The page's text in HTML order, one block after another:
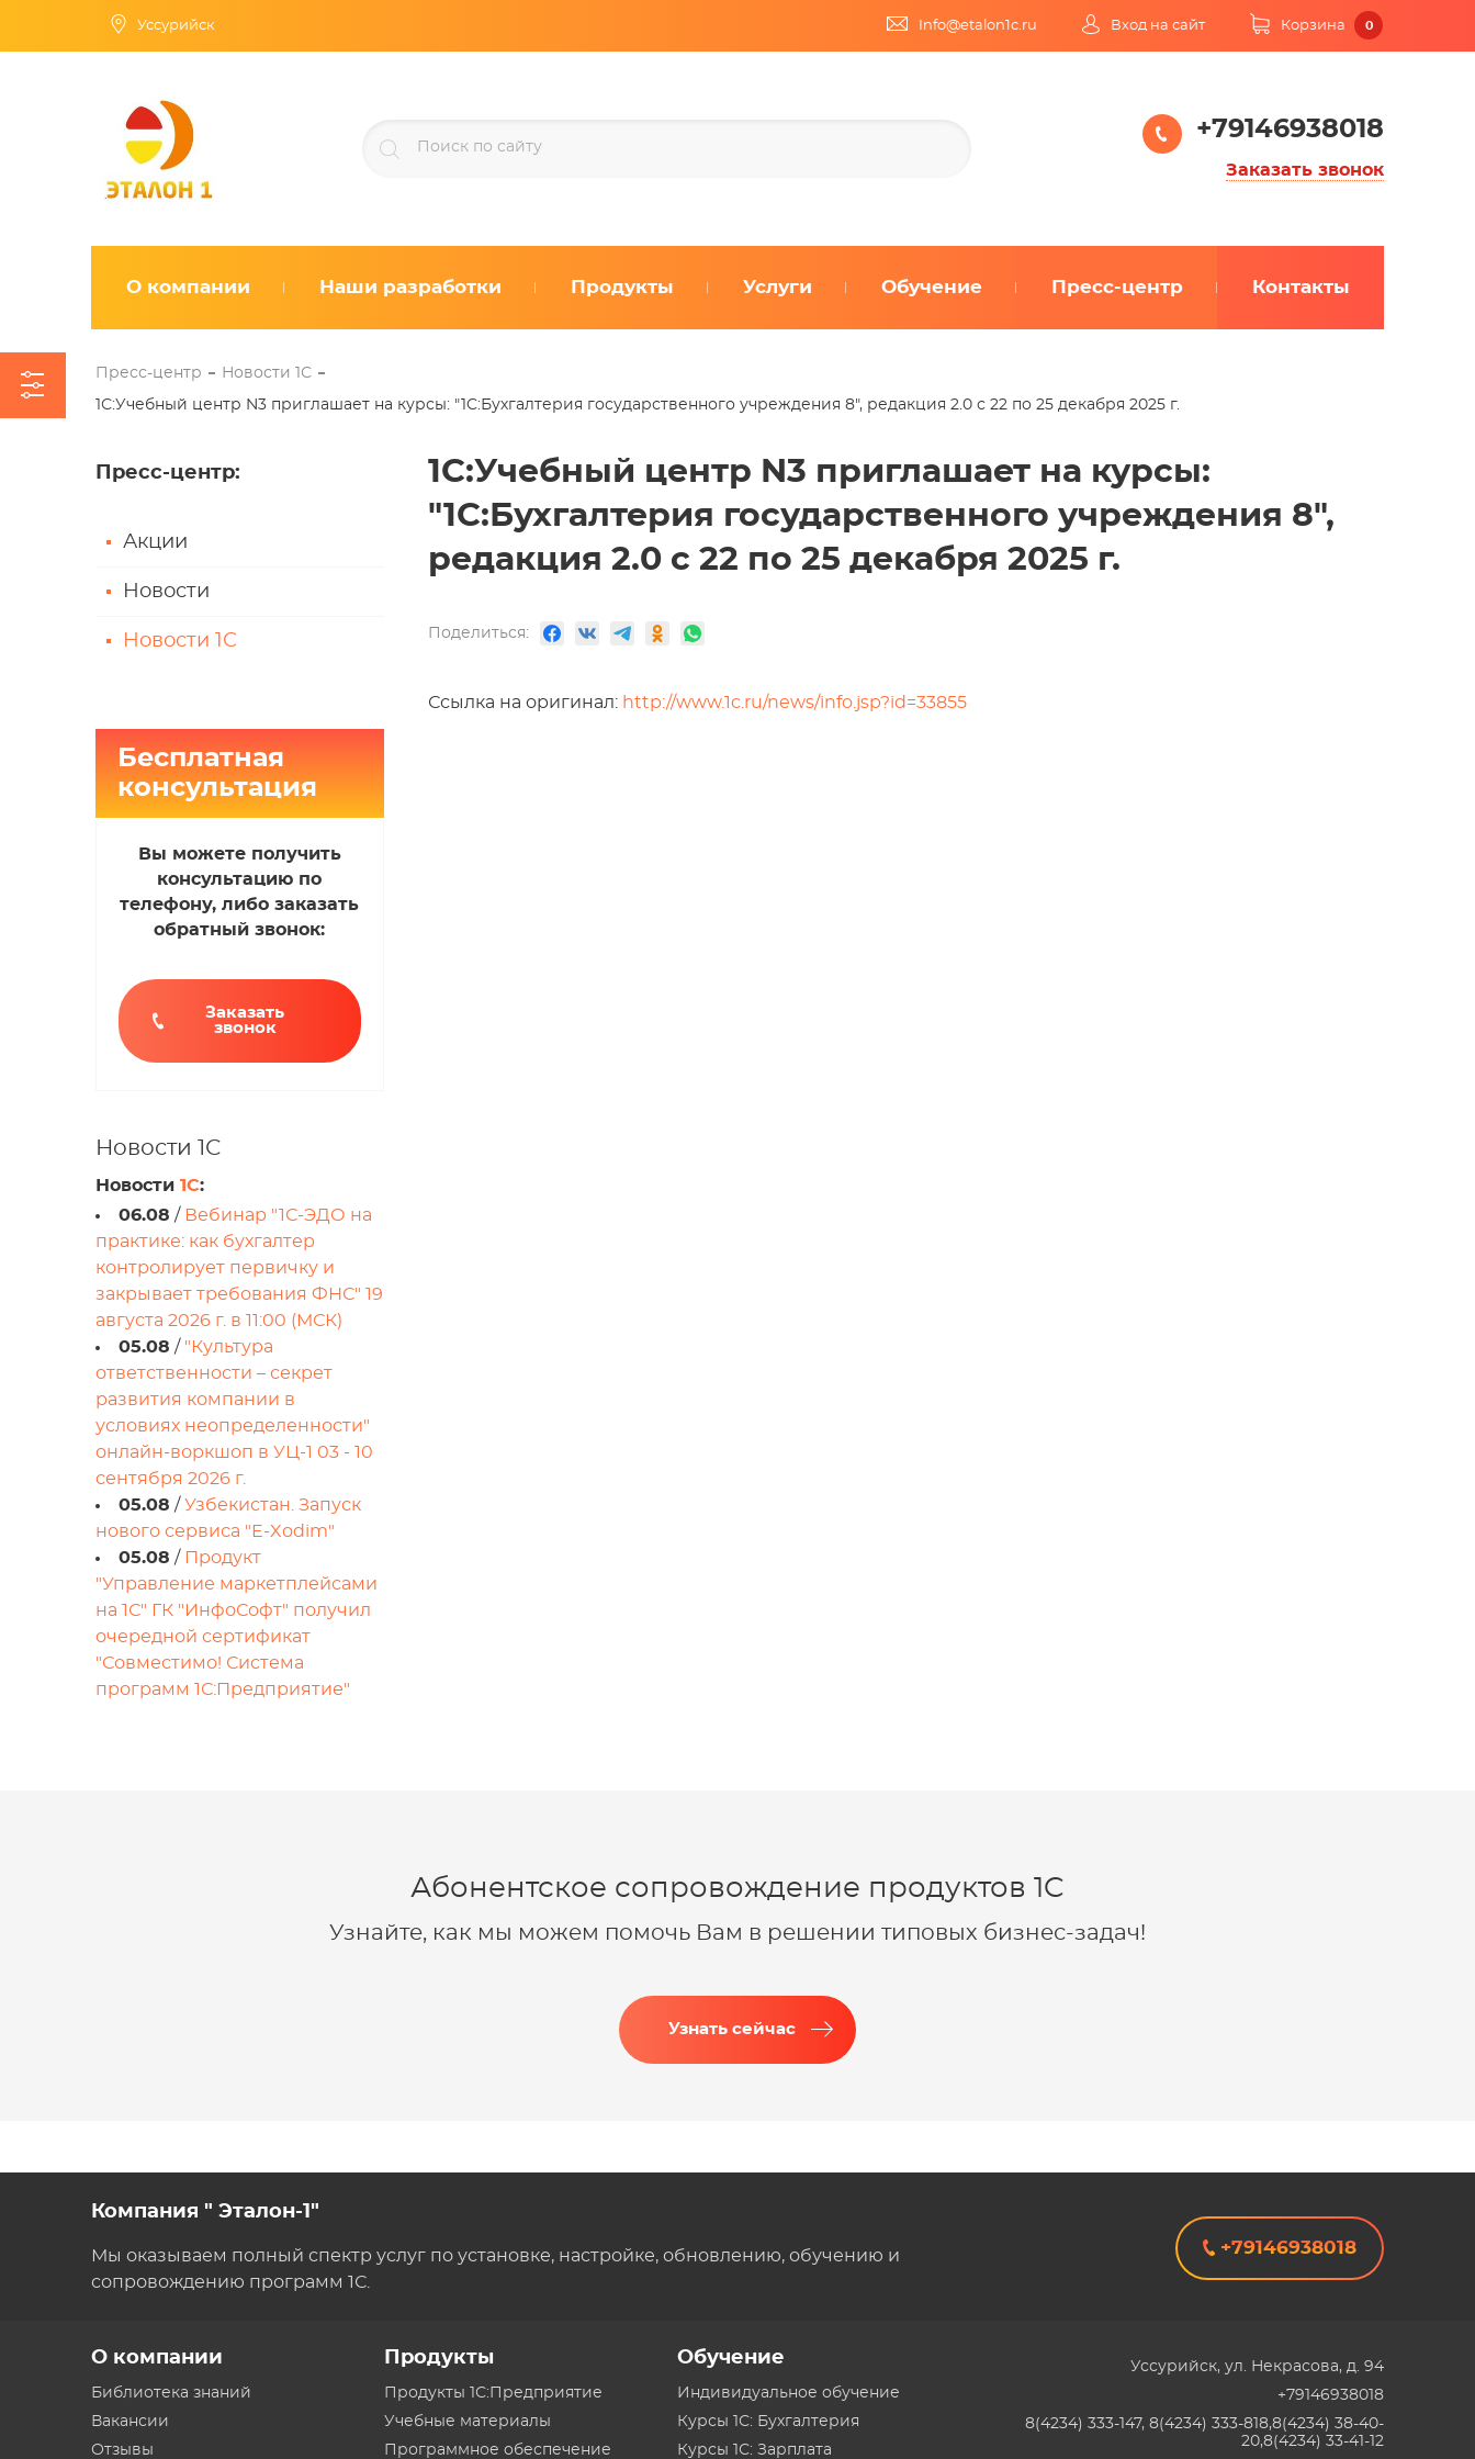
Уссурийск Info@etalon1c.ru Вход на сайт Корзина 0
+79146938018
Заказать звонок
О компании Наши разработки Продукты Услуги Обучение Пресс-центр Контакты
Пресс-центр Новости 1С
1С:Учебный центр N3 приглашает на курсы: "1C:Бухгалтерия государственного учреждения 8", редакция 2.0 с 22 по 25 декабря 2025 г.
Пресс-центр:
Акции
Новости
Новости 1С
Бесплатная
консультация
Вы можете получить
консультацию по
телефону, либо заказать
обратный звонок:
Заказать
звонок
Новости 1С
Новости 1С:
06.08 / Вебинар "1С-ЭДО на
практике: как бухгалтер
контролирует первичку и
закрывает требования ФНС" 19
августа 2026 г. в 11:00 (МСК)
05.08 / "Культура
ответственности – секрет
развития компании в
условиях неопределенности"
онлайн-воркшоп в УЦ-1 03 - 10
сентября 2026 г.
05.08 / Узбекистан. Запуск
нового сервиса "E-Xodim"
05.08 / Продукт
"Управление маркетплейсами
на 1С" ГК "ИнфоСофт" получил
очередной сертификат
"Совместимо! Система
программ 1С:Предприятие"
1С:Учебный центр N3 приглашает на курсы:
"1C:Бухгалтерия государственного учреждения 8",
редакция 2.0 с 22 по 25 декабря 2025 г.
Поделиться:
Ссылка на оригинал: http://www.1c.ru/news/info.jsp?id=33855
Абонентское сопровождение продуктов 1C
Узнайте, как мы можем помочь Вам в решении типовых бизнес-задач!
Узнать сейчас
Компания " Эталон-1"
Мы оказываем полный спектр услуг по установке, настройке, обновлению, обучению и
сопровождению программ 1С.
+79146938018
О компании
Библиотека знаний
Вакансии
Отзывы
Продукты
Продукты 1С:Предприятие
Учебные материалы
Программное обеспечение
Обучение
Индивидуальное обучение
Курсы 1С: Бухгалтерия
Курсы 1С: Зарплата
Уссурийск, ул. Некрасова, д. 94
+79146938018
8(4234) 333-147, 8(4234) 333-818,8(4234) 38-40-
20,8(4234) 33-41-12